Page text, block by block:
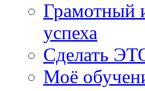
Грамотный
успеха
Сделать
Моё